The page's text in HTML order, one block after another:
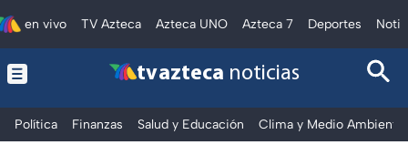
en vivo TV Azteca Azteca UNO Azteca 7 Deportes
tv azteca noticias
Política Finanzas Salud y Educación Clima y Medio Ambiente